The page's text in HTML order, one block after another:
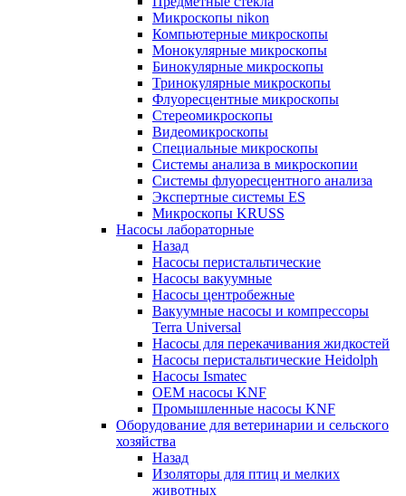
Микроскопы nikon
Компьютерные микроскопы
Монокулярные микроскопы
Бинокулярные микроскопы
Тринокулярные микроскопы
Флуоресцентные микроскопы
Стереомикроскопы
Видеомикроскопы
Специальные микроскопы
Системы анализа в микроскопии
Системы флуоресцентного анализа
Экспертные системы ES
Микроскопы KRUSS
Насосы лабораторные
Назад
Насосы перистальтические
Насосы вакуумные
Насосы центробежные
Вакуумные насосы и компрессоры
Terra Universal
Насосы для перекачивания жидкостей
Насосы перистальтические Heidolph
Насосы Ismatec
OEM насосы KNF
Промышленные насосы KNF
Оборудование для ветеринарии и сельского
хозяйства
Назад
Изоляторы для птиц и мелких
животных